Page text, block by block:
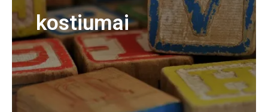
kostiumai